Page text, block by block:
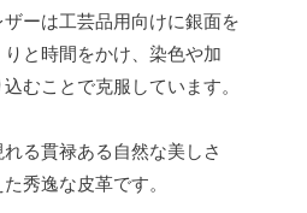
ーは工芸品用向けに銀面を
と時間をかけ、染色や加
むことで克服しています。
る貫禄ある自然な美しさ
秀逸な皮革です。